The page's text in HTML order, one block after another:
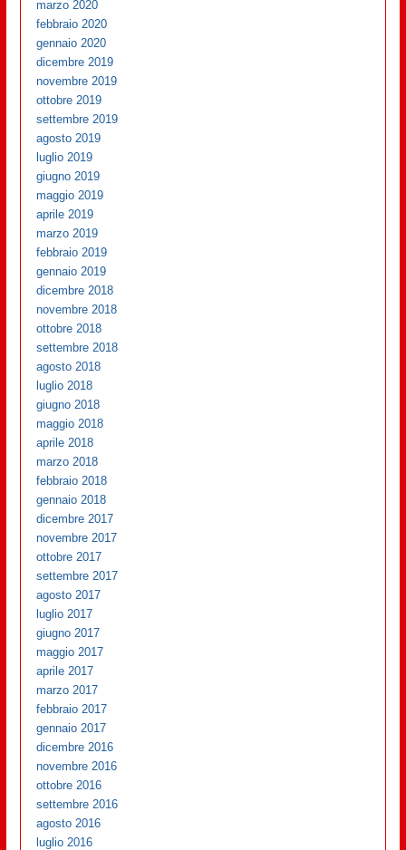
marzo 2020
febbraio 2020
gennaio 2020
dicembre 2019
novembre 2019
ottobre 2019
settembre 2019
agosto 2019
luglio 2019
giugno 2019
maggio 2019
aprile 2019
marzo 2019
febbraio 2019
gennaio 2019
dicembre 2018
novembre 2018
ottobre 2018
settembre 2018
agosto 2018
luglio 2018
giugno 2018
maggio 2018
aprile 2018
marzo 2018
febbraio 2018
gennaio 2018
dicembre 2017
novembre 2017
ottobre 2017
settembre 2017
agosto 2017
luglio 2017
giugno 2017
maggio 2017
aprile 2017
marzo 2017
febbraio 2017
gennaio 2017
dicembre 2016
novembre 2016
ottobre 2016
settembre 2016
agosto 2016
luglio 2016